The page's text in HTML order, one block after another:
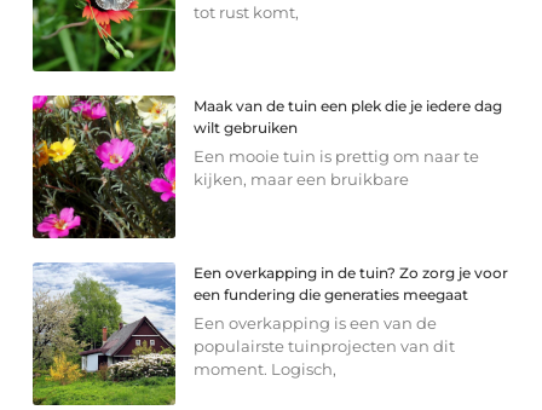
tot rust komt,
Maak van de tuin een plek die je iedere dag
wilt gebruiken
Een mooie tuin is prettig om naar te
kijken, maar een bruikbare
Een overkapping in de tuin? Zo zorg je voor
een fundering die generaties meegaat
Een overkapping is een van de
populairste tuinprojecten van dit
moment. Logisch,